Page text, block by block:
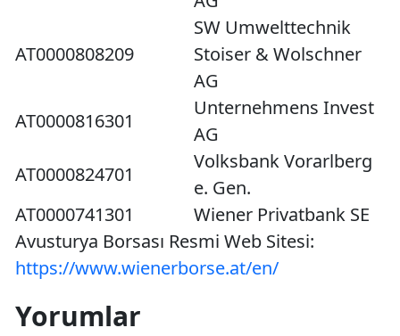
AT0000808209
SW Umwelttechnik
Stoiser & Wolschner
AG
AT0000816301
Unternehmens Invest
AG
AT0000824701
Volksbank Vorarlberg
e. Gen.
AT0000741301
Wiener Privatbank SE
Avusturya Borsası Resmi Web Sitesi:
https://www.wienerborse.at/en/
Yorumlar